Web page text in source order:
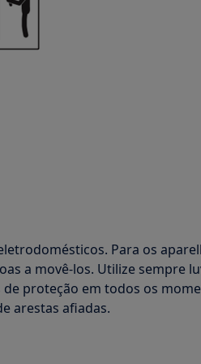
Para os
a movê-los. Utilize sempre
de proteção em todos os
arestas afiadas.